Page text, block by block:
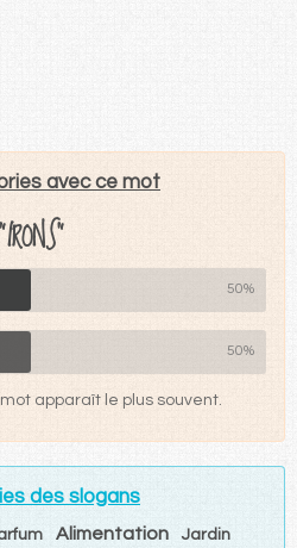
avec ce mot
"IRONS"
50%
50%
apparaît le plus souvent.
des slogans
Alimentation Jardin